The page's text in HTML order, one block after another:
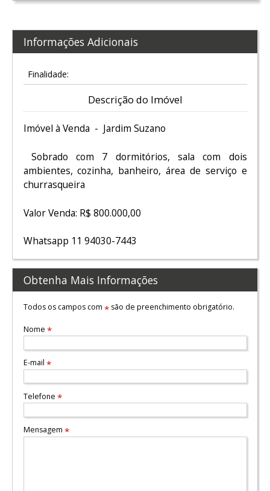
Informações Adicionais
Finalidade:
Descrição do Imóvel
Imóvel à Venda - Jardim Suzano
Sobrado com 7 dormitórios, sala com dois
ambientes, cozinha, banheiro, área de serviço e
churrasqueira
Valor Venda: R$ 800.000,00
Whatsapp 11 94030-7443
Obtenha Mais Informações
Todos os campos com *são de preenchimento obrigatório.
Nome *
E-mail *
Telefone *
Mensagem *